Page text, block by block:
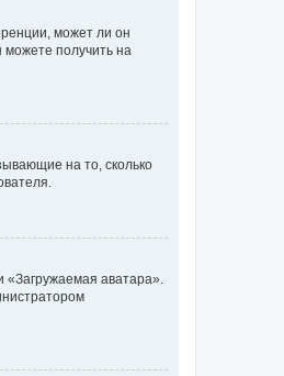
может ли он
можете получить на
на то, сколько
аватара».